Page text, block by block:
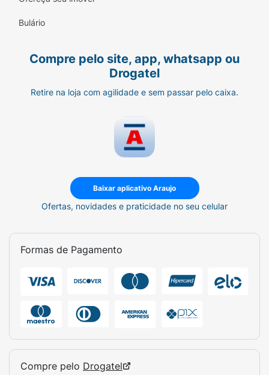
Bulário
Compre pelo site, app, whatsapp ou
Drogatel
Retire na loja com agilidade e sem passar pelo caixa.
Baixar aplicativo Araujo
Ofertas, novidades e praticidade no seu celular
Formas de Pagamento
Compre pelo Drogatel